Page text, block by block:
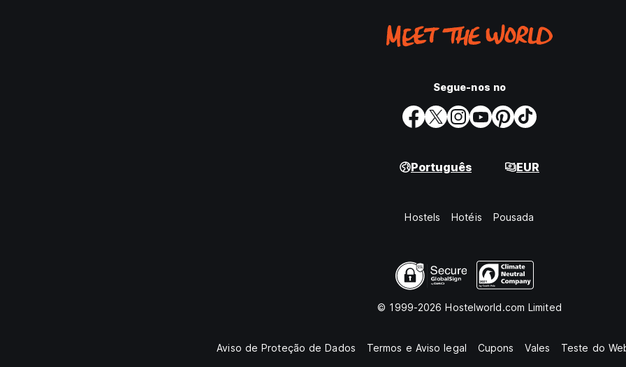
Segue-nos no
Português EUR
Hostels Hotéis Pousada
© 1999-2026 Hostelworld.com Limited
Aviso de Proteção de Dados Termos e Aviso legal Cupons Vales Teste do